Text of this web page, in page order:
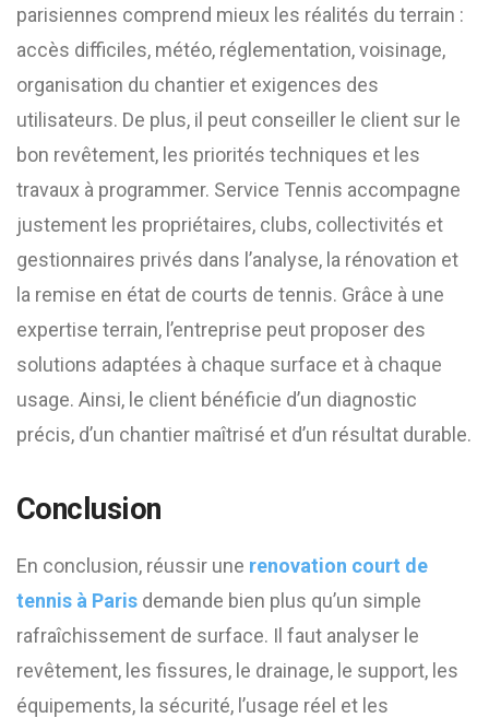
parisiennes comprend mieux les réalités du terrain :
accès difficiles, météo, réglementation, voisinage,
organisation du chantier et exigences des
utilisateurs. De plus, il peut conseiller le client sur le
bon revêtement, les priorités techniques et les
travaux à programmer. Service Tennis accompagne
justement les propriétaires, clubs, collectivités et
gestionnaires privés dans l’analyse, la rénovation et
la remise en état de courts de tennis. Grâce à une
expertise terrain, l’entreprise peut proposer des
solutions adaptées à chaque surface et à chaque
usage. Ainsi, le client bénéficie d’un diagnostic
précis, d’un chantier maîtrisé et d’un résultat durable.
Conclusion
En conclusion, réussir une renovation court de
tennis à Paris demande bien plus qu’un simple
rafraîchissement de surface. Il faut analyser le
revêtement, les fissures, le drainage, le support, les
équipements, la sécurité, l’usage réel et les